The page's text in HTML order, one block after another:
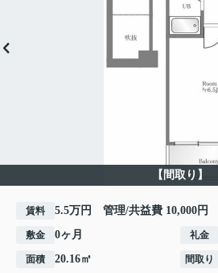
【間取り】
賃料 5.5万円 管理/共益費 10,000円
敷金 0ヶ月 礼金
面積 20.16㎡ 間取り